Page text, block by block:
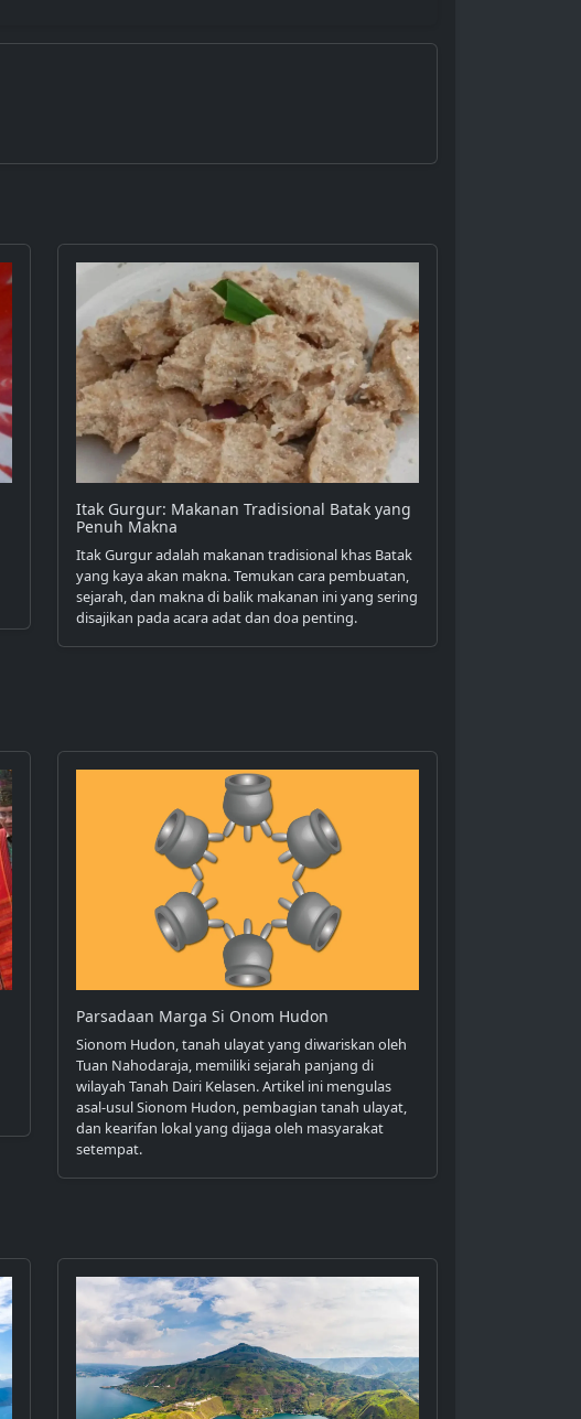
Itak Gurgur: Makanan Tradisional Batak yang
Penuh Makna
Itak Gurgur adalah makanan tradisional khas Batak
yang kaya akan makna. Temukan cara pembuatan,
sejarah, dan makna di balik makanan ini yang sering
disajikan pada acara adat dan doa penting.
Parsadaan Marga Si Onom Hudon
Sionom Hudon, tanah ulayat yang diwariskan oleh
Tuan Nahodaraja, memiliki sejarah panjang di
wilayah Tanah Dairi Kelasen. Artikel ini mengulas
asal-usul Sionom Hudon, pembagian tanah ulayat,
dan kearifan lokal yang dijaga oleh masyarakat
setempat.